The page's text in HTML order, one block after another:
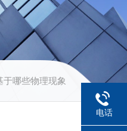
哪些物理现象
电话